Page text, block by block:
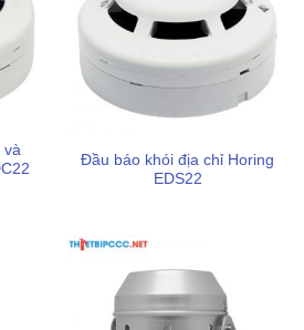
và
Đầu báo khói địa chỉ Horing
EDS22